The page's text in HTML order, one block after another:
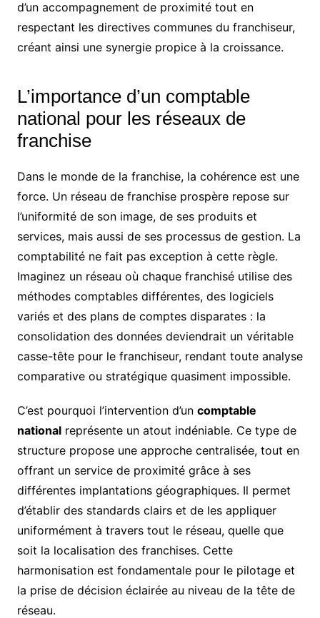
d’un accompagnement de proximité tout en
respectant les directives communes du franchiseur,
créant ainsi une synergie propice à la croissance.
L’importance d’un comptable
national pour les réseaux de
franchise
Dans le monde de la franchise, la cohérence est une
force. Un réseau de franchise prospère repose sur
l’uniformité de son image, de ses produits et
services, mais aussi de ses processus de gestion. La
comptabilité ne fait pas exception à cette règle.
Imaginez un réseau où chaque franchisé utilise des
méthodes comptables différentes, des logiciels
variés et des plans de comptes disparates : la
consolidation des données deviendrait un véritable
casse-tête pour le franchiseur, rendant toute analyse
comparative ou stratégique quasiment impossible.
C’est pourquoi l’intervention d’un comptable
nationalreprésente un atout indéniable. Ce type de
structure propose une approche centralisée, tout en
offrant un service de proximité grâce à ses
différentes implantations géographiques. Il permet
d’établir des standards clairs et de les appliquer
uniformément à travers tout le réseau, quelle que
soit la localisation des franchises. Cette
harmonisation est fondamentale pour le pilotage et
la prise de décision éclairée au niveau de la tête de
réseau.